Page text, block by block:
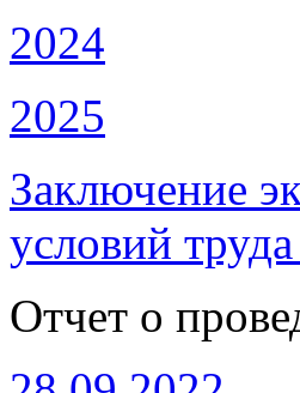
2024
2025
Заключение
условий
Отчет о